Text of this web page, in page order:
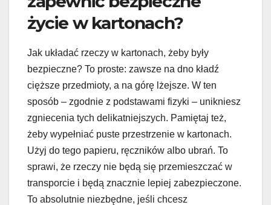
życie w kartonach?
Jak układać rzeczy w kartonach, żeby były
bezpieczne? To proste: zawsze na dno kładź
cięższe przedmioty, a na górę lżejsze. W ten
sposób – zgodnie z podstawami fizyki – unikniesz
zgniecenia tych delikatniejszych. Pamiętaj też,
żeby wypełniać puste przestrzenie w kartonach.
Użyj do tego papieru, ręczników albo ubrań. To
sprawi, że rzeczy nie będą się przemieszczać w
transporcie i będą znacznie lepiej zabezpieczone.
To absolutnie niezbędne, jeśli chcesz